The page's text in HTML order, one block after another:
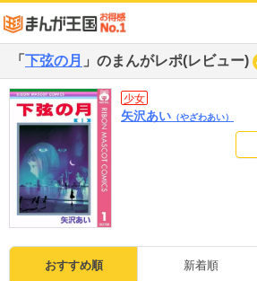
「 下弦の月 」のまんがレポ(レビュー)
少女
矢沢あい （やざわあい）
おすすめ順 新着順